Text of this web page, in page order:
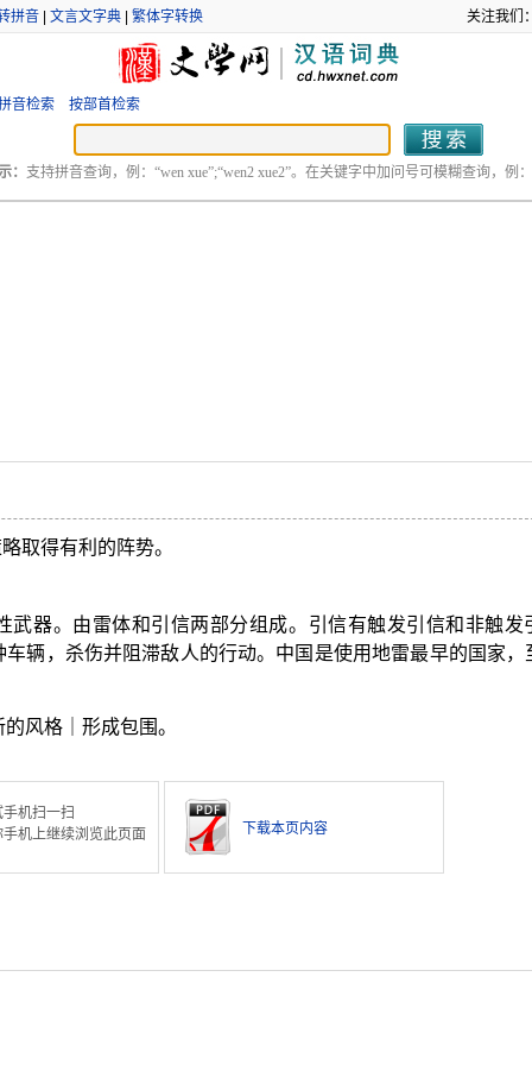
拼音| 文言文字典| 繁体字转换 关注我们：
音检索 按部首检索
： 支持拼音查询，例：“wen xue”;“wen2 xue2”。在关键字中加问号可模糊查询，例：“
取得有利的阵势。
武器。由雷体和引信两部分组成。引信有触发引信和非触发
辆，杀伤并阻滞敌人的行动。中国是使用地雷最早的国家，
风格｜形成包围。
手机扫一扫
手机上继续浏览此页面
下载本页内容